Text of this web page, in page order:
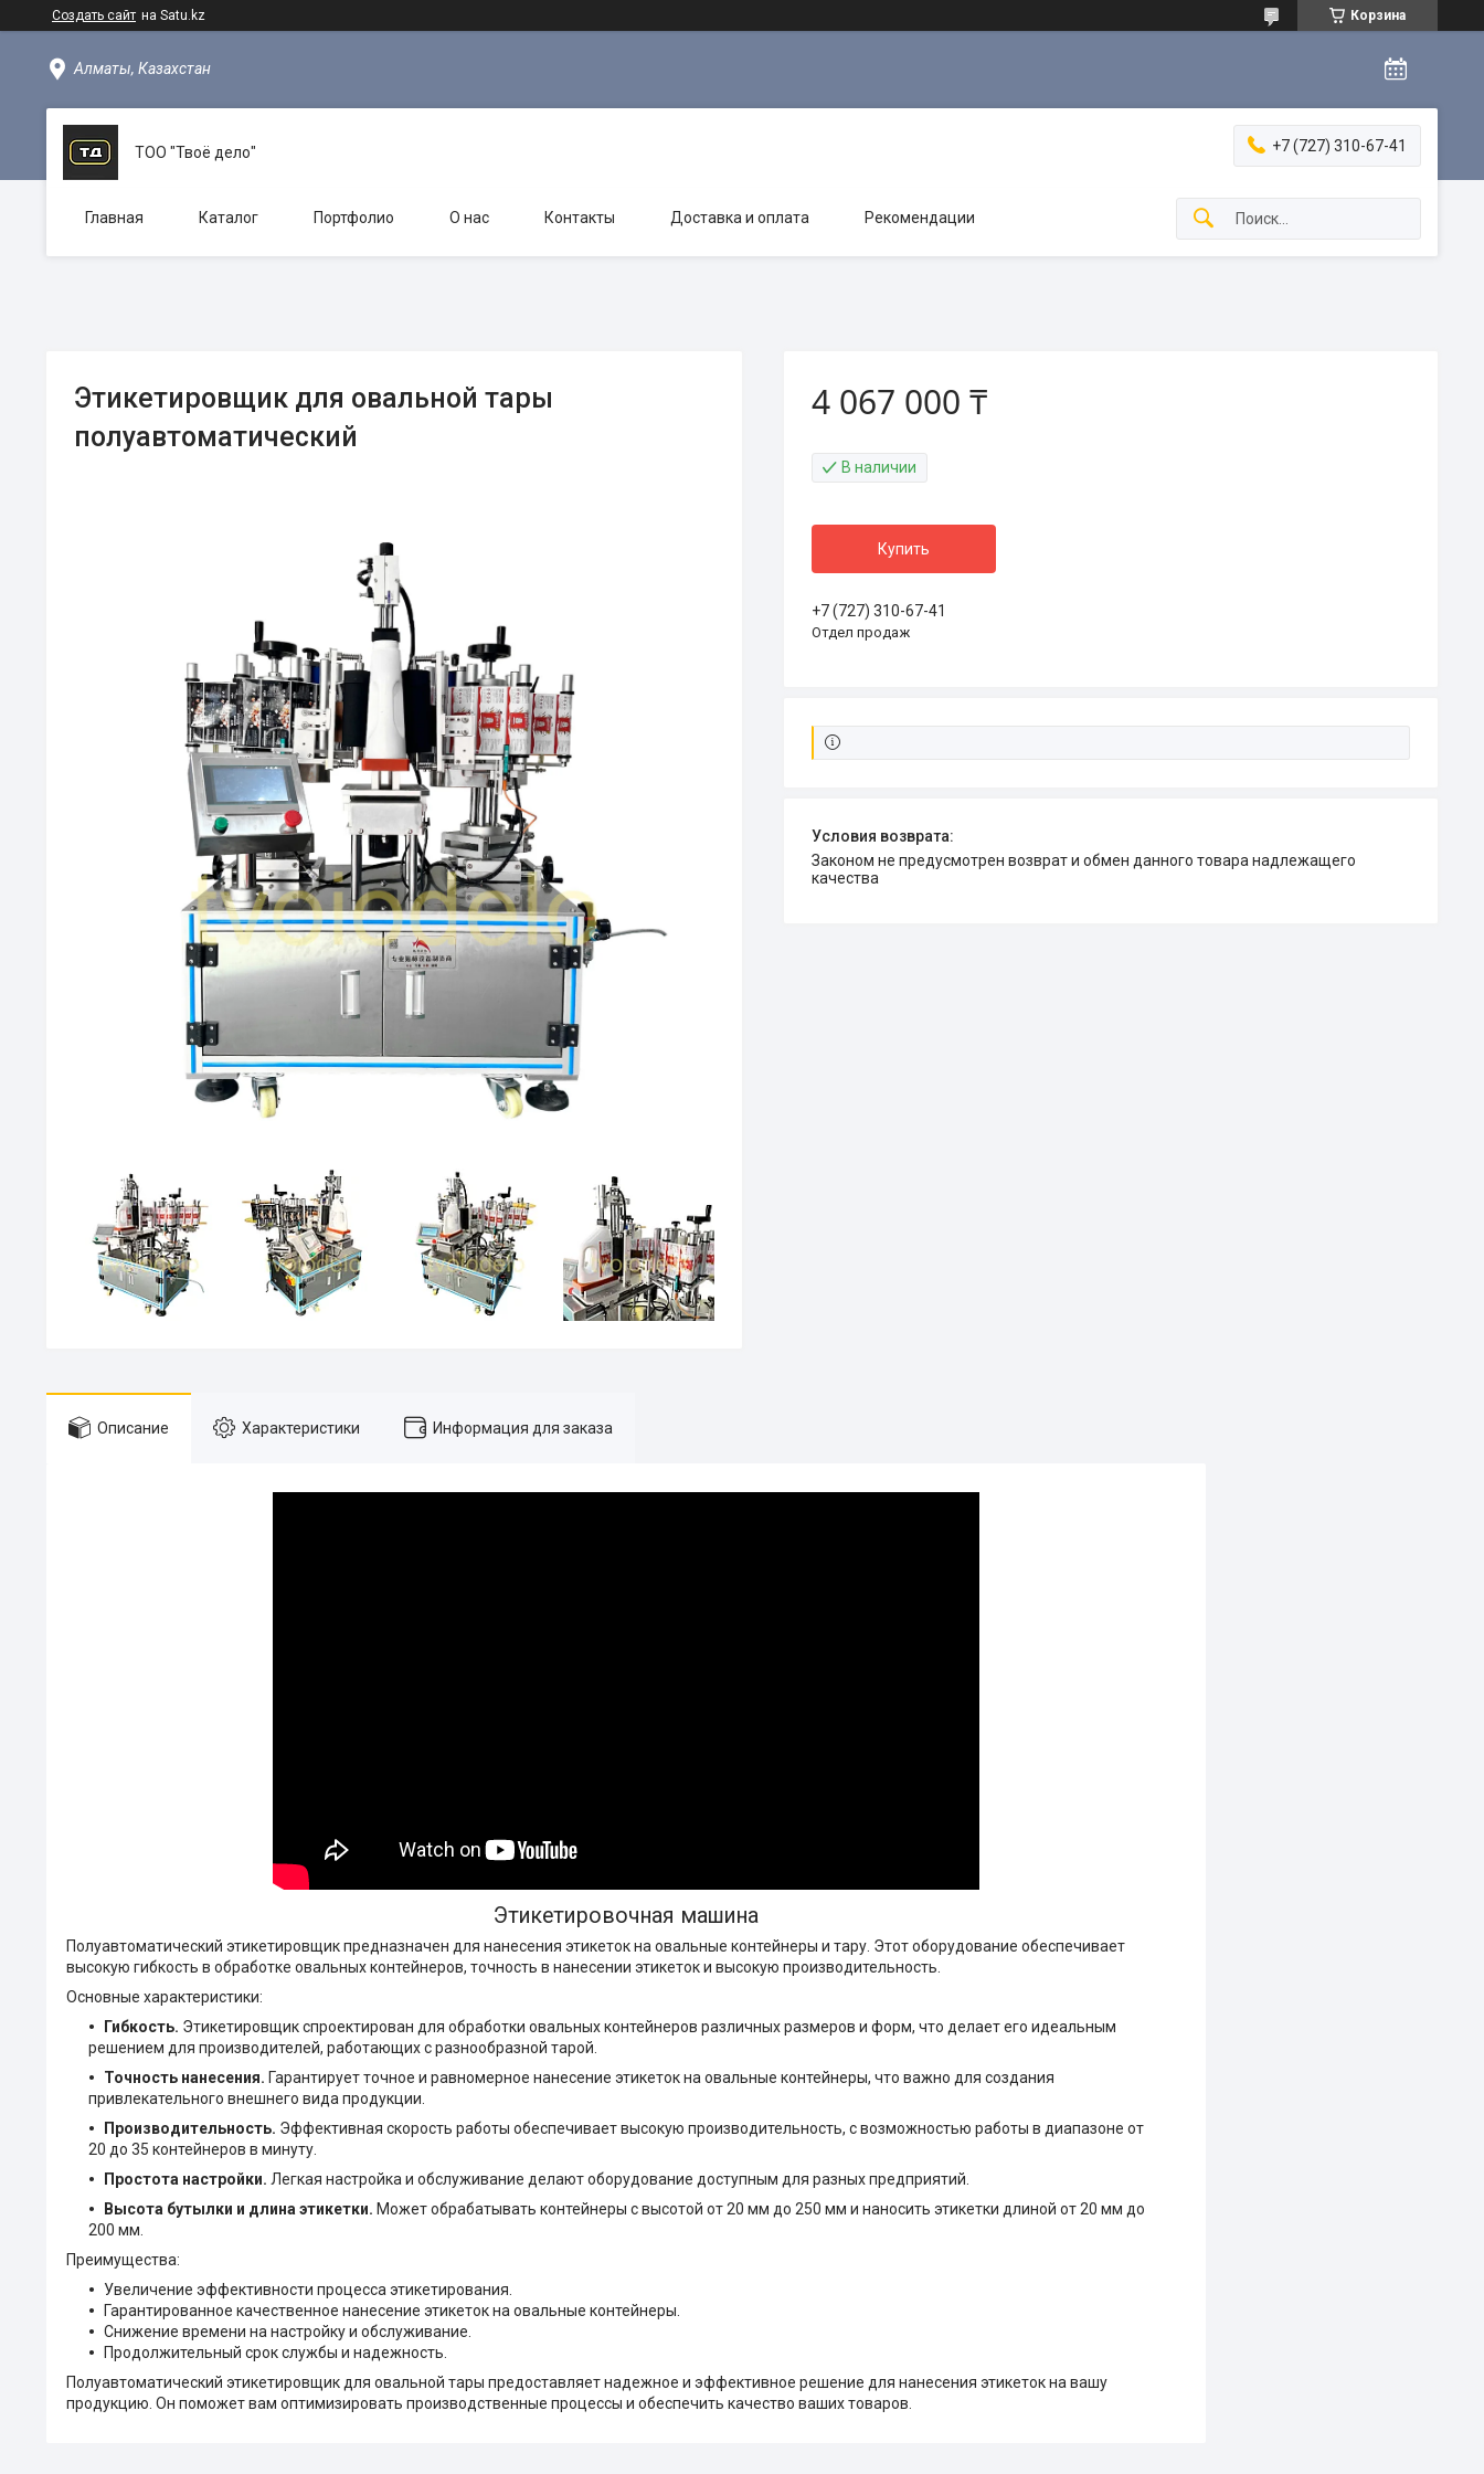
Создать сайт на Satu.kz Корзина
Алматы, Казахстан
ТОО "Твоё дело" +7 (727) 310-67-41
Главная Каталог Портфолио О нас Контакты Доставка и оплата Рекомендации
Этикетировщик для овальной тары
полуавтоматический
4 067 000 ₸
В наличии
Купить
+7 (727) 310-67-41
Отдел продаж
Законом не предусмотрен возврат и обмен данного товара надлежащего
качества
Описание Характеристики Информация для заказа
Этикетировочная машина
Полуавтоматический этикетировщик предназначен для нанесения этикеток на овальные контейнеры и тару. Этот оборудование обеспечивает
высокую гибкость в обработке овальных контейнеров, точность в нанесении этикеток и высокую производительность.
Основные характеристики:
Гибкость. Этикетировщик спроектирован для обработки овальных контейнеров различных размеров и форм, что делает его идеальным
решением для производителей, работающих с разнообразной тарой.
Точность нанесения. Гарантирует точное и равномерное нанесение этикеток на овальные контейнеры, что важно для создания
привлекательного внешнего вида продукции.
Производительность. Эффективная скорость работы обеспечивает высокую производительность, с возможностью работы в диапазоне от
20 до 35 контейнеров в минуту.
Простота настройки. Легкая настройка и обслуживание делают оборудование доступным для разных предприятий.
Высота бутылки и длина этикетки. Может обрабатывать контейнеры с высотой от 20 мм до 250 мм и наносить этикетки длиной от 20 мм до
200 мм.
Преимущества:
Увеличение эффективности процесса этикетирования.
Гарантированное качественное нанесение этикеток на овальные контейнеры.
Снижение времени на настройку и обслуживание.
Продолжительный срок службы и надежность.
Полуавтоматический этикетировщик для овальной тары предоставляет надежное и эффективное решение для нанесения этикеток на вашу
продукцию. Он поможет вам оптимизировать производственные процессы и обеспечить качество ваших товаров.